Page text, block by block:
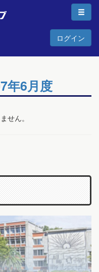
ログイン
年6月度
せん。